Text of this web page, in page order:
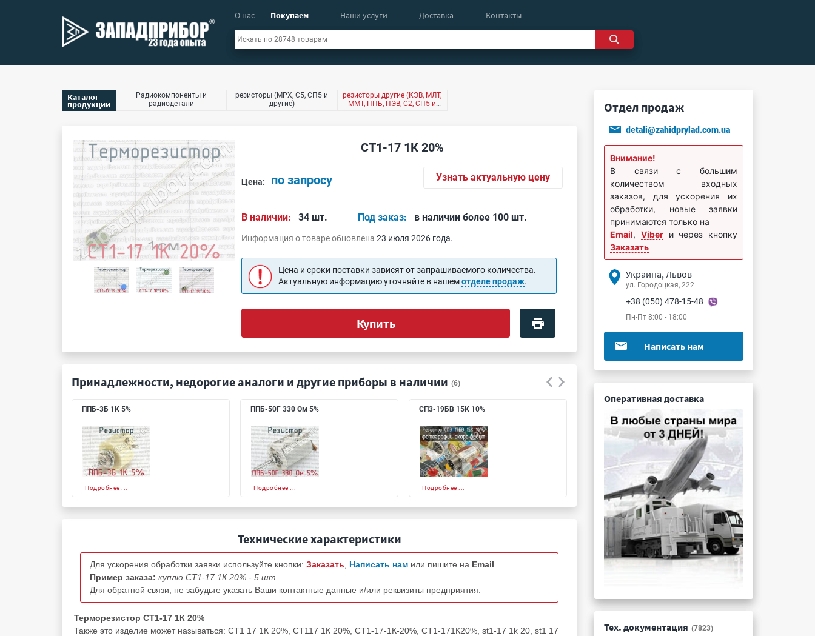
О нас Покупаем Наши услуги Доставка Контакты
Каталог
продукции
Радиокомпоненты и
радиодетали
резисторы (МРХ, С5, СП5 и
другие)
резисторы другие (КЭВ, МЛТ,
ММТ, ППБ, ПЭВ, С2, СП5 и
СТ1-17 1К 20%
Цена: по запросу Узнать актуальную цену
В наличии: 34 шт. Под заказ: в наличии более 100 шт.
Информация о товаре обновлена23 июля 2026 года.
Цена и сроки поставки зависят от запрашиваемого количества.
Актуальную информацию уточняйте в нашемотделе продаж.
Купить
Принадлежности, недорогие аналоги и другие приборы в наличии (6)
ППБ-3Б 1К 5%
Подробнее ...
ППБ-50Г 330 Ом 5%
Подробнее ...
СП3-19БВ 15К 10%
Подробнее ... Подробнее ...
Технические характеристики
Для ускорения обработки заявки используйте кнопки: Заказать Написать нам или пишите на Email
Пример заказа: куплю СТ1-17 1К 20% - 5 шт.
Для обратной связи, не забудьте указать Ваши контактные данные и/или реквизиты предприятия.
Терморезистор СТ1-17 1К 20%
Также это изделие может называться: СТ1 17 1К 20%, СТ117 1К 20%, СТ1-17-1К-20%, СТ1-171К20%, st1-17 1k 20, st1 17
Отдел продаж
detali@zahidprylad.com.ua
Внимание!
В связи с большим
количеством входных
заказов, для ускорения их
обработки, новые заявки
принимаются только на
Email, Viberи через кнопку
Заказать
Украина, Львов
ул. Городоцкая, 222
+38 (050) 478-15-48
Пн-Пт 8:00 - 18:00
Написать нам
Оперативная доставка
Тех. документация (7823)